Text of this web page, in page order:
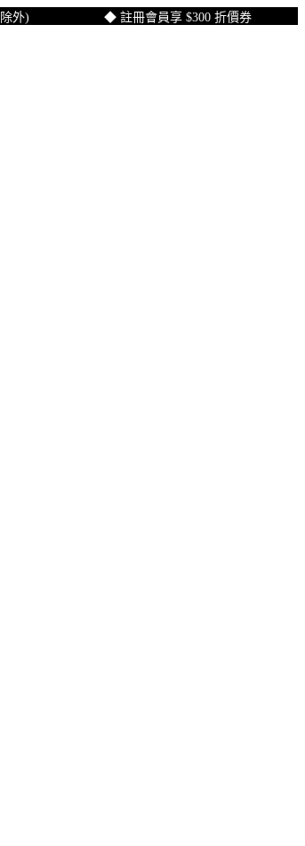
◆ 註冊會員享 $300 折價券